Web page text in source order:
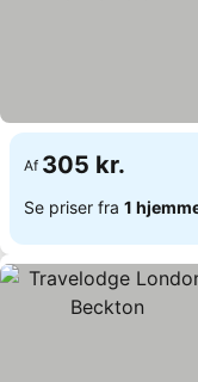
Af 305 kr.
Se priser fra 1